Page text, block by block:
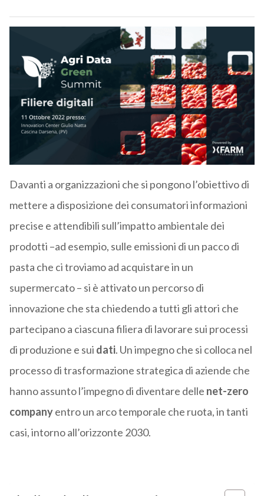
Davanti a organizzazioni che si pongono l’obiettivo di
mettere a disposizione dei consumatori informazioni
precise e attendibili sull’impatto ambientale dei
prodotti –ad esempio, sulle emissioni di un pacco di
pasta che ci troviamo ad acquistare in un
supermercato – si è attivato un percorso di
innovazione che sta chiedendo a tutti gli attori che
partecipano a ciascuna filiera di lavorare sui processi
di produzione e sui dati. Un impegno che si colloca nel
processo di trasformazione strategica di aziende che
hanno assunto l’impegno di diventare delle net-zero
companyentro un arco temporale che ruota, in tanti
casi, intorno all’orizzonte 2030.